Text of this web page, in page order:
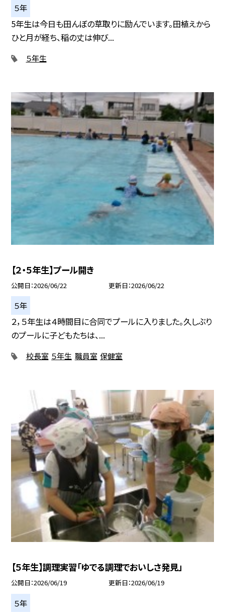
５年
5年生は今日も田んぼの草取りに励んでいます。田植えから
ひと月が経ち、稲の丈は伸び...
５年生
【２・５年生】プール開き
公開日 2026/06/22 更新日 2026/06/22
５年
２，５年生は４時間目に合同でプールに入りました。久しぶり
のプールに子どもたちは、...
校長室 ５年生 職員室 保健室
【５年生】調理実習「ゆでる調理でおいしさ発見」
公開日 2026/06/19 更新日 2026/06/19
５年